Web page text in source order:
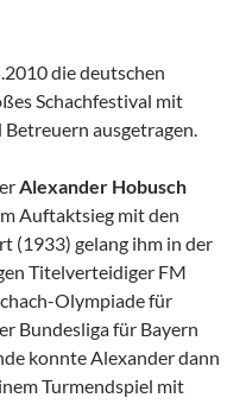
die deutschen
Schachfestival mit
ausgetragen.
Alexander Hobusch
Auftaktsieg mit den
(1933) gelang ihm in der
Titelverteidiger FM
Olympiade für
Bundesliga für Bayern
konnte Alexander dann
Turmendspiel mit